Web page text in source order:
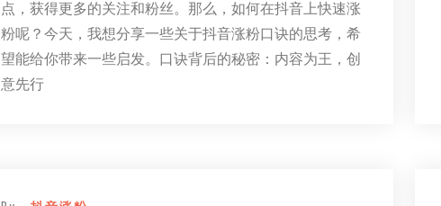
点，获得更多的关注和粉丝。那么，如何在抖音上快速涨
粉呢？今天，我想分享一些关于抖音涨粉口诀的思考，希
望能给你带来一些启发。口诀背后的秘密：内容为王，创
意先行